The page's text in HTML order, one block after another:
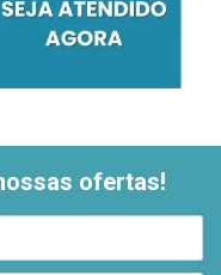
ofertas!